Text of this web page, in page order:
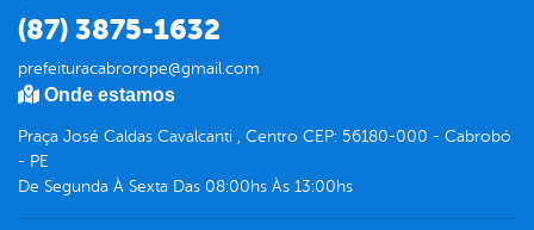
(87) 3875-1632
prefeituracabrorope@gmail.com
Onde estamos
Praça José Caldas Cavalcanti , Centro CEP: 56180-000 - Cabrobó
- PE
De Segunda À Sexta Das 08:00hs Às 13:00hs